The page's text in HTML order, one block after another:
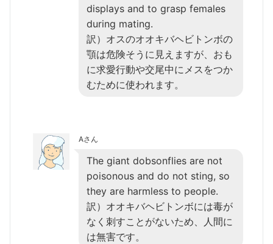
displays and to grasp females
during mating.
訳）オスのオオキバヘビトンボの
顎は危険そうに見えますが、おも
に求愛行動や交尾中にメスをつか
むために使われます。
Aさん
The giant dobsonflies are not
poisonous and do not sting, so
they are harmless to people.
訳）オオキバヘビトンボには毒が
なく刺すことがないため、人間に
は無害です。